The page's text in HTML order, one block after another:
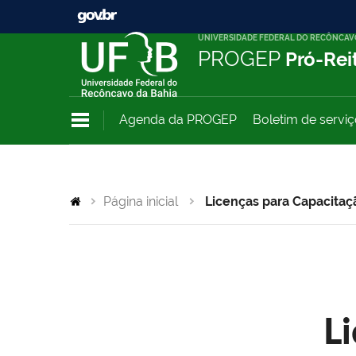
UNIVERSIDADE FEDERAL DO
PROGEP Pró-
Agenda da PROGEP Boletim de
Página inicial Licenças para